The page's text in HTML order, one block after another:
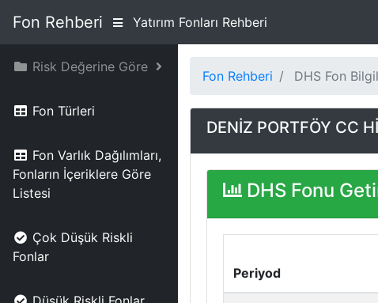
Fon Rehberi Yatırım Fonları Rehberi
Risk Değerine Göre
Fon Türleri
Fon Varlık Dağılımları,
Fonların İçeriklere Göre
Listesi
Çok Düşük Riskli
Fonlar
Fon Rehberi DHS Fon
DENİZ PORTFÖY CC
DHS Fonu
Periyod